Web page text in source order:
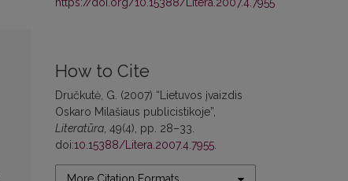
How to Cite
Dručkutė, G. (2007) “Lietuvos įvaizdis
Oskaro Milašiaus publicistikoje”,
Literatūra , 49(4), pp. 28–33.
doi:10.15388/Litera.2007.4.7955